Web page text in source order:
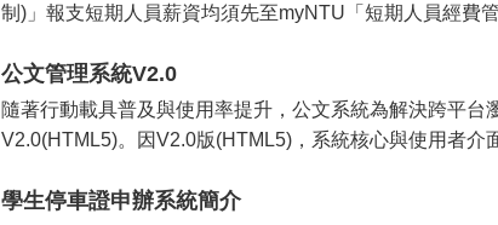
制)」報支短期人員薪資均須先至myNTU「短期人員經費
公文管理系統V2.0
隨著行動載具普及與使用率提升，公文系統為解決跨平
V2.0(HTML5)。因V2.0版(HTML5)，系統核心與使用者介
學生停車證申辦系統簡介